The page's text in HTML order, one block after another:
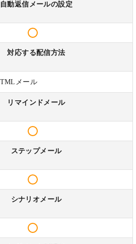
自動返信メールの設定
対応する配信方法
メール
リマインドメール
ステップメール
シナリオメール